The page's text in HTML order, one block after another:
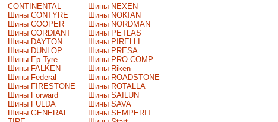
CONTINENTAL
Шины CONTYRE
Шины COOPER
Шины CORDIANT
Шины DAYTON
Шины DUNLOP
Шины Ep Tyre
Шины FALKEN
Шины Federal
Шины FIRESTONE
Шины Forward
Шины FULDA
Шины GENERAL
Шины NEXEN
Шины NOKIAN
Шины NORDMAN
Шины PETLAS
Шины PIRELLI
Шины PRESA
Шины PRO COMP
Шины Riken
Шины ROADSTONE
Шины ROTALLA
Шины SAILUN
Шины SAVA
Шины SEMPERIT